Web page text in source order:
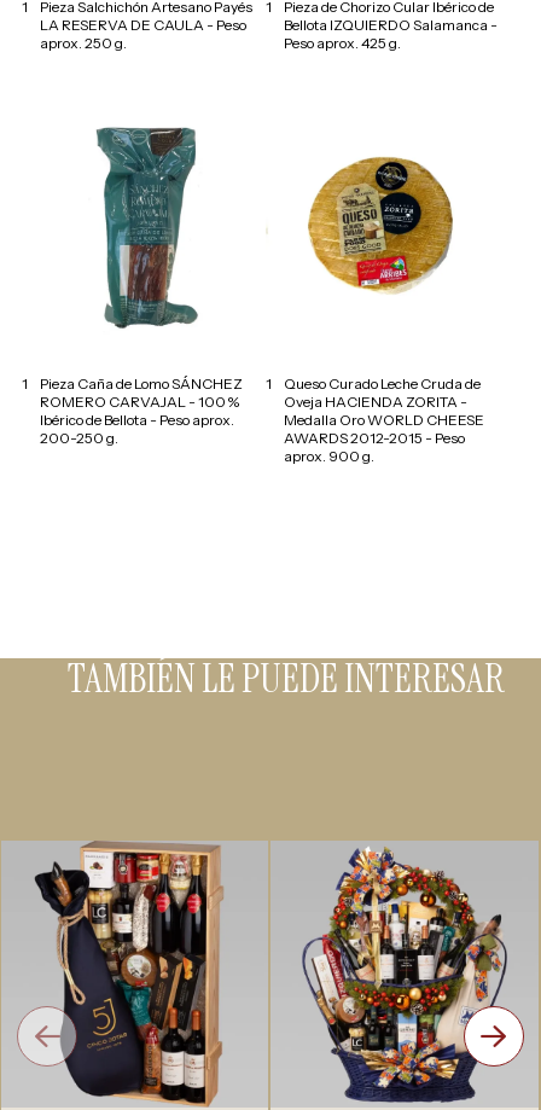
1
Pieza Salchichón Artesano Payés
LA RESERVA DE CAULA - Peso
aprox. 250 g.
1
Pieza de Chorizo Cular Ibérico de
Bellota IZQUIERDO Salamanca -
Peso aprox. 425 g.
1
Pieza Caña de Lomo SÁNCHEZ
ROMERO CARVAJAL - 100 %
Ibérico de Bellota - Peso aprox.
200-250 g.
1
Queso Curado Leche Cruda de
Oveja HACIENDA ZORITA -
Medalla Oro WORLD CHEESE
AWARDS 2012-2015 - Peso
aprox. 900 g.
TAMBIÉN LE PUEDE INTERESAR